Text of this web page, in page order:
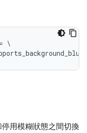
\
用模糊狀態之間切換